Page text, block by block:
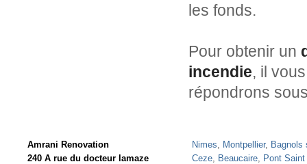
les fonds.
Pour obtenir un
incendie, il
répondrons
Amrani Renovation
240 A rue du docteur lamaze
Nimes, Montpellier, Bagnols
Ceze, Beaucaire, Pont